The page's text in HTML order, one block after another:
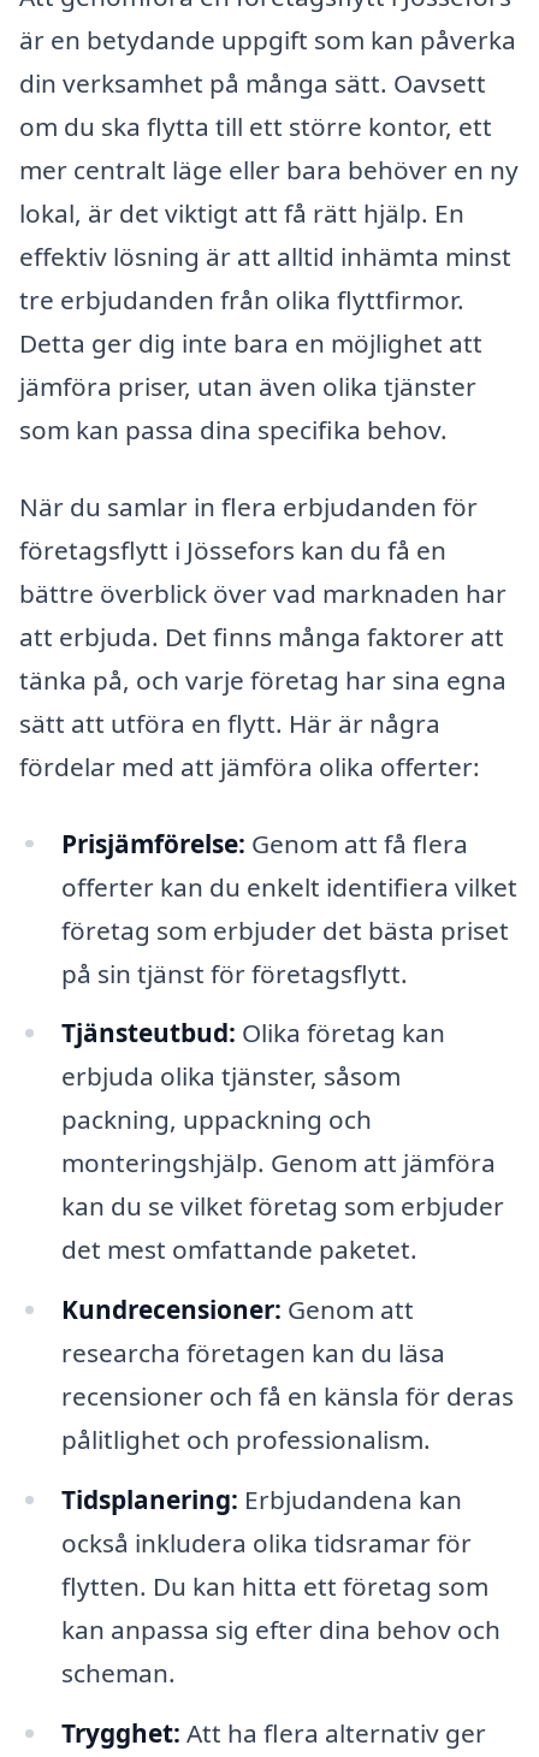
är en betydande uppgift som kan påverka
din verksamhet på många sätt. Oavsett
om du ska flytta till ett större kontor, ett
mer centralt läge eller bara behöver en ny
lokal, är det viktigt att få rätt hjälp. En
effektiv lösning är att alltid inhämta minst
tre erbjudanden från olika flyttfirmor.
Detta ger dig inte bara en möjlighet att
jämföra priser, utan även olika tjänster
som kan passa dina specifika behov.
När du samlar in flera erbjudanden för
företagsflytt i Jössefors kan du få en
bättre överblick över vad marknaden har
att erbjuda. Det finns många faktorer att
tänka på, och varje företag har sina egna
sätt att utföra en flytt. Här är några
fördelar med att jämföra olika offerter:
Prisjämförelse: Genom att få flera
offerter kan du enkelt identifiera vilket
företag som erbjuder det bästa priset
på sin tjänst för företagsflytt.
Tjänsteutbud: Olika företag kan
erbjuda olika tjänster, såsom
packning, uppackning och
monteringshjälp. Genom att jämföra
kan du se vilket företag som erbjuder
det mest omfattande paketet.
Kundrecensioner: Genom att
researcha företagen kan du läsa
recensioner och få en känsla för deras
pålitlighet och professionalism.
Tidsplanering: Erbjudandena kan
också inkludera olika tidsramar för
flytten. Du kan hitta ett företag som
kan anpassa sig efter dina behov och
scheman.
Trygghet: Att ha flera alternativ ger